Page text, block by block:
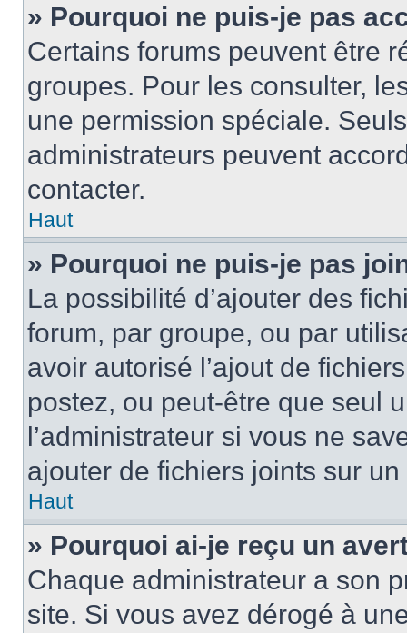
» Pourquoi ne puis-je pas
Certains forums peuvent être
groupes. Pour les consulter,
une permission spéciale.
administrateurs peuvent
contacter.
Haut
» Pourquoi ne puis-je pas
La possibilité d’ajouter des
forum, par groupe, ou par
avoir autorisé l’ajout de
postez, ou peut-être que seul
l’administrateur si vous ne
ajouter de fichiers joints sur un
Haut
» Pourquoi ai-je reçu un
Chaque administrateur a son
site. Si vous avez dérogé à